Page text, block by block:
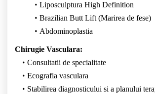
Liposculptura High Definition
Brazilian Butt Lift (Marirea de fese)
Abdominoplastia
Chirugie Vasculara:
Consultatii de specialitate
Ecografia vasculara
Stabilirea diagnosticului si a planului